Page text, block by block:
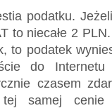
podatku.
to niecałe 2
to podatek
do Internetu
czasem
samej cenie